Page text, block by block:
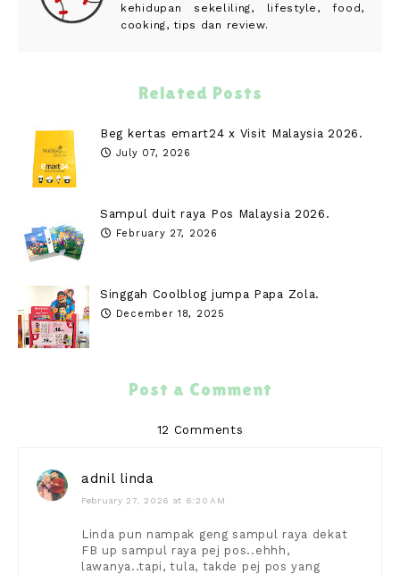
kehidupan sekeliling, lifestyle, food,
cooking, tips dan review.
Related Posts
Beg kertas emart24 x Visit Malaysia 2026.
July 07, 2026
Sampul duit raya Pos Malaysia 2026.
February 27, 2026
Singgah Coolblog jumpa Papa Zola.
December 18, 2025
Post a Comment
12 Comments
adnil linda
February 27, 2026 at 6:20 AM
Linda pun nampak geng sampul raya dekat
FB up sampul raya pej pos..ehhh,
lawanya..tapi, tula, takde pej pos yang